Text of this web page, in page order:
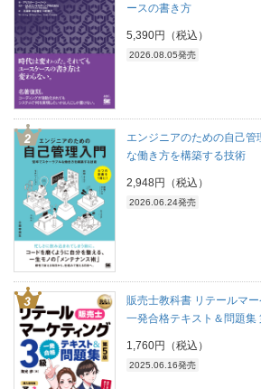
ースの書き方
5,390円（税込）
2026.08.05発売
エンジニアのための自己
な働き方を構築する技術
2,948円（税込）
2026.06.24発売
販売士教科書 リテールマ
一発合格テキスト＆問題集
1,760円（税込）
2025.06.16発売